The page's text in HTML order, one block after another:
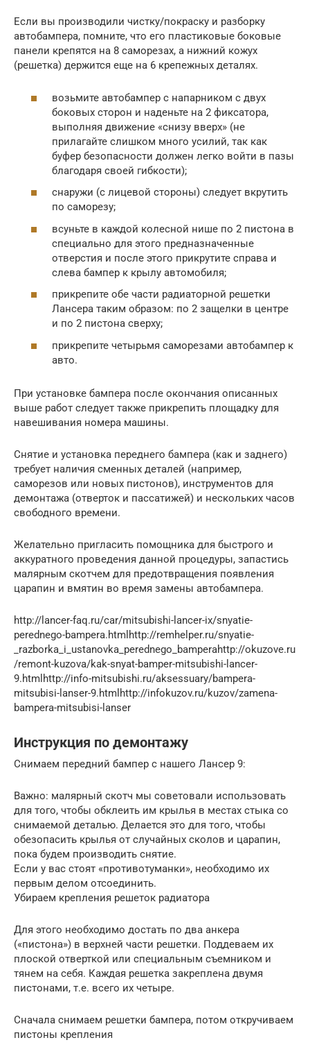
Если вы производили чистку/покраску и разборку
автобампера, помните, что его пластиковые боковые
панели крепятся на 8 саморезах, а нижний кожух
(решетка) держится еще на 6 крепежных деталях.
возьмите автобампер с напарником с двух
боковых сторон и наденьте на 2 фиксатора,
выполняя движение «снизу вверх» (не
прилагайте слишком много усилий, так как
буфер безопасности должен легко войти в пазы
благодаря своей гибкости);
снаружи (с лицевой стороны) следует вкрутить
по саморезу;
всуньте в каждой колесной нише по 2 пистона в
специально для этого предназначенные
отверстия и после этого прикрутите справа и
слева бампер к крылу автомобиля;
прикрепите обе части радиаторной решетки
Лансера таким образом: по 2 защелки в центре
и по 2 пистона сверху;
прикрепите четырьмя саморезами автобампер к
авто.
При установке бампера после окончания описанных
выше работ следует также прикрепить площадку для
навешивания номера машины.
Снятие и установка переднего бампера (как и заднего)
требует наличия сменных деталей (например,
саморезов или новых пистонов), инструментов для
демонтажа (отверток и пассатижей) и нескольких часов
свободного времени.
Желательно пригласить помощника для быстрого и
аккуратного проведения данной процедуры, запастись
малярным скотчем для предотвращения появления
царапин и вмятин во время замены автобампера.
http://lancer-faq.ru/car/mitsubishi-lancer-ix/snyatie-
perednego-bampera.htmlhttp://remhelper.ru/snyatie-
_razborka_i_ustanovka_perednego_bamperahttp://okuzove.ru
/remont-kuzova/kak-snyat-bamper-mitsubishi-lancer-
9.htmlhttp://info-mitsubishi.ru/aksessuary/bampera-
mitsubisi-lanser-9.htmlhttp://infokuzov.ru/kuzov/zamena-
bampera-mitsubisi-lanser
Инструкция по демонтажу
Снимаем передний бампер с нашего Лансер 9:
Важно: малярный скотч мы советовали использовать
для того, чтобы обклеить им крылья в местах стыка со
снимаемой деталью. Делается это для того, чтобы
обезопасить крылья от случайных сколов и царапин,
пока будем производить снятие.
Если у вас стоят «противотуманки», необходимо их
первым делом отсоединить.
Убираем крепления решеток радиатора
Для этого необходимо достать по два анкера
(«пистона») в верхней части решетки. Поддеваем их
плоской отверткой или специальным съемником и
тянем на себя. Каждая решетка закреплена двумя
пистонами, т.е. всего их четыре.
Сначала снимаем решетки бампера, потом откручиваем
пистоны крепления